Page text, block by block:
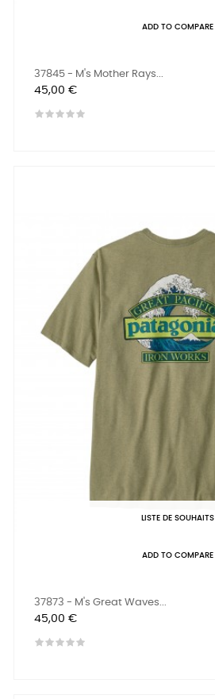
ADD TO COMPARE
37845 - M's Mother Rays...
Prix
45,00 €
LISTE DE SOUHAITS
ADD TO COMPARE
37873 - M's Great Waves...
Prix
45,00 €